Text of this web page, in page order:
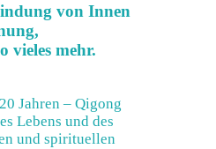
von Innen
vieles mehr.
Jahren – Qigong
Lebens und des
und spirituellen